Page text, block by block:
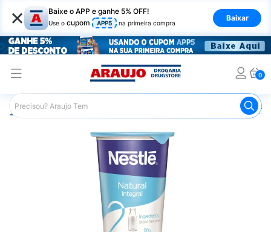
× Baixe o APP e ganhe 5% OFF!
Use o cupom APP5 na primeira compra
Baixar
0
Araujo Mercado Iogurte Nestle Natural